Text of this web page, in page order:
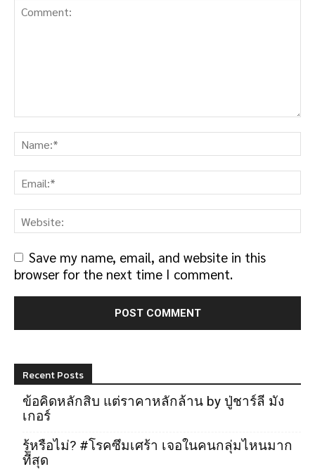
Save my name, email, and website in this
browser for the next time I comment.
Recent Posts
ข้อคิดหลักสิบ แต่ราคาหลักล้าน by ปู่ชาร์ลี มัง
เกอร์
รู้หรือไม่? #โรคซึมเศร้า เจอในคนกลุ่มไหนมาก
ที่สุด